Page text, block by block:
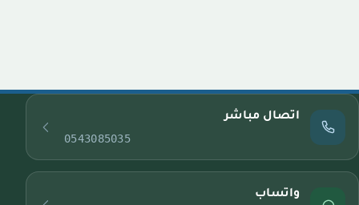
اتصال مباشر
0543085035
واتساب